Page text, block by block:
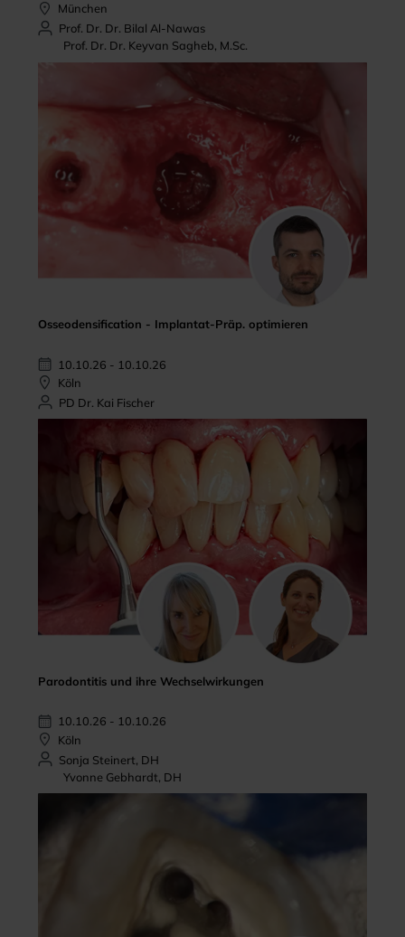
München
Prof. Dr. Dr. Bilal Al-Nawas
Prof. Dr. Dr. Keyvan Sagheb, M.Sc.
Osseodensification - Implantat-Präp. optimieren
10.10.26 - 10.10.26
Köln
PD Dr. Kai Fischer
Parodontitis und ihre Wechselwirkungen
10.10.26 - 10.10.26
Köln
Sonja Steinert, DH
Yvonne Gebhardt, DH